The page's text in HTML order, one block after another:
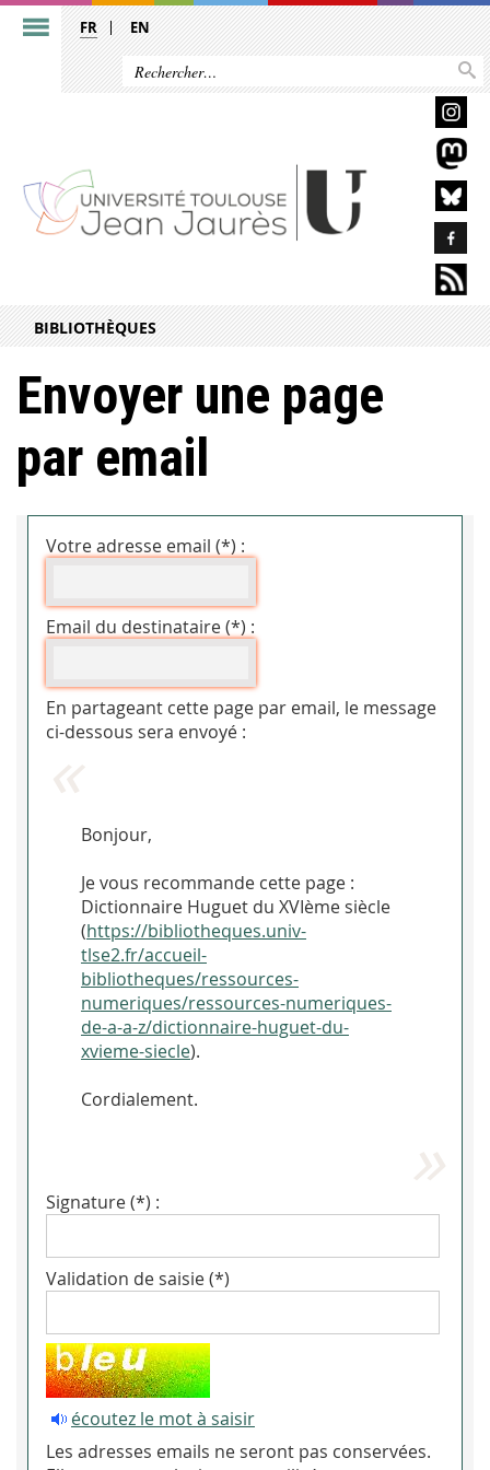
FR EN
BIBLIOTHÈQUES
Envoyer une page
par email
Votre adresse email (*) :
Email du destinataire (*) :
En partageant cette page par email, le message
ci-dessous sera envoyé :
Bonjour,
Je vous recommande cette page :
Dictionnaire Huguet du XVIème siècle
(https://bibliotheques.univ-
tlse2.fr/accueil-
bibliotheques/ressources-
numeriques/ressources-numeriques-
de-a-a-z/dictionnaire-huguet-du-
xvieme-siecle).
Cordialement.
Signature (*) :
Validation de saisie (*)
écoutez le mot à saisir
Les adresses emails ne seront pas conservées.